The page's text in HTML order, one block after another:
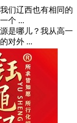
们辽西也有相同的
个 ...
是哪儿？我从高一
对外 ...